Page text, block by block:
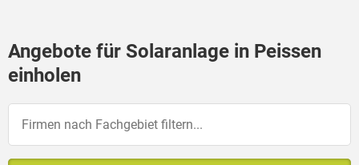
Angebote für Solaranlage in Peissen
einholen